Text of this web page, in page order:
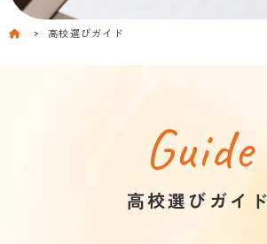
高校選びガイド
Guide
高校選びガイド